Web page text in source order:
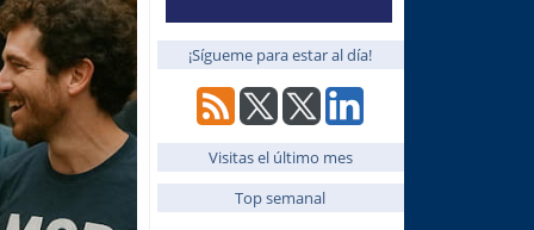
¡Sígueme para estar al día!
Visitas el último mes
Top semanal